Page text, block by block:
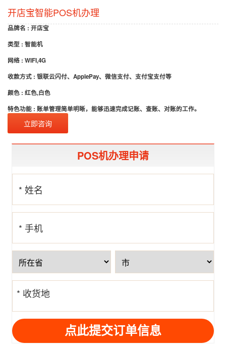
开店宝智能POS机办理
品牌名 : 开店宝
类型 : 智能机
网络 : WIFI,4G
收款方式 : 银联云闪付、ApplePay、微信支付、支付宝支付等
颜色 : 红色,白色
特色功能 : 账单管理简单明晰，能够迅速完成记账、查账、对账的工作。
立即咨询
POS机办理申请
* 姓名
* 手机
号
* 收货地
址